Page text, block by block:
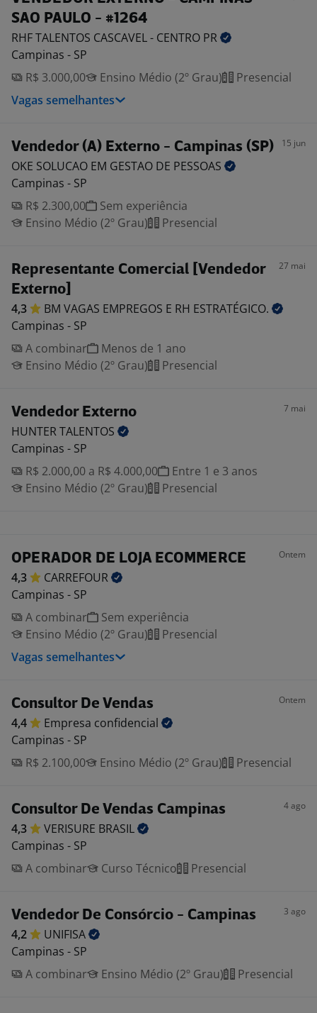
SAO PAULO - #1264
RHF TALENTOS CASCAVEL - CENTRO PR
Campinas - SP
R$ 3.000,00
Ensino Médio (2º Grau)
Presencial
Vagas semelhantes
Vendedor (A) Externo - Campinas (SP) 15 jun
OKE SOLUCAO EM GESTAO DE PESSOAS
Campinas - SP
R$ 2.300,00
Sem experiência
Ensino Médio (2º Grau)
Presencial
Representante Comercial [Vendedor
Externo]
27 mai
4,3 BM VAGAS EMPREGOS E RH ESTRATÉGICO.
Campinas - SP
A combinar
Menos de 1 ano
Ensino Médio (2º Grau)
Presencial
Vendedor Externo 7 mai
HUNTERTALENTOS
Campinas - SP
R$ 2.000,00 a R$ 4.000,00
Entre 1 e 3 anos
Ensino Médio (2º Grau)
Presencial
OPERADOR DE LOJA ECOMMERCE Ontem
4,3
CARREFOUR
Campinas - SP
A combinar
Sem experiência
Ensino Médio (2º Grau)
Presencial
Vagas semelhantes
Consultor De Vendas Ontem
4,4 Empresa confidencial
Campinas - SP
R$ 2.100,00
Ensino Médio (2º Grau) Presencial
Consultor De Vendas Campinas 4 ago
4,3 VERISURE BRASIL
Campinas - SP
A combinar
Curso Técnico Presencial
Vendedor De Consórcio - Campinas 3 ago
4,2
UNIFISA
Campinas - SP
A combinar
Ensino Médio (2º Grau) Presencial